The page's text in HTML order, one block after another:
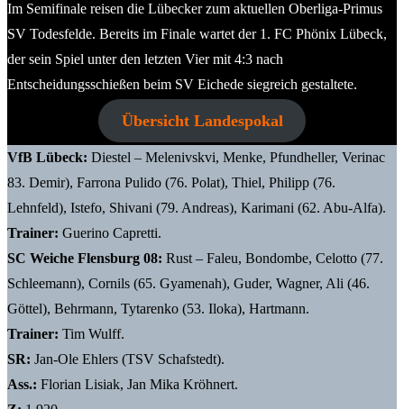
Im Semifinale reisen die Lübecker zum aktuellen Oberliga-Primus
SV Todesfelde. Bereits im Finale wartet der 1. FC Phönix Lübeck,
der sein Spiel unter den letzten Vier mit 4:3 nach
Entscheidungsschießen beim SV Eichede siegreich gestaltete.
Übersicht Landespokal
VfB Lübeck: Diestel – Melenivskvi, Menke, Pfundheller, Verinac
83. Demir), Farrona Pulido (76. Polat), Thiel, Philipp (76.
Lehnfeld), Istefo, Shivani (79. Andreas), Karimani (62. Abu-Alfa).
Trainer: Guerino Capretti.
SC Weiche Flensburg 08: Rust – Faleu, Bondombe, Celotto (77.
Schleemann), Cornils (65. Gyamenah), Guder, Wagner, Ali (46.
Göttel), Behrmann, Tytarenko (53. Iloka), Hartmann.
Trainer: Tim Wulff.
SR: Jan-Ole Ehlers (TSV Schafstedt).
Ass.: Florian Lisiak, Jan Mika Kröhnert.